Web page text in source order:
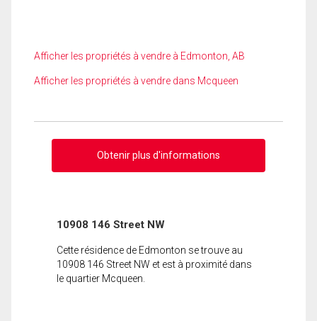
Afficher les propriétés à vendre à Edmonton, AB
Afficher les propriétés à vendre dans Mcqueen
Obtenir plus d'informations
10908 146 Street NW
Cette résidence de Edmonton se trouve au
10908 146 Street NW et est à proximité dans
le quartier Mcqueen.